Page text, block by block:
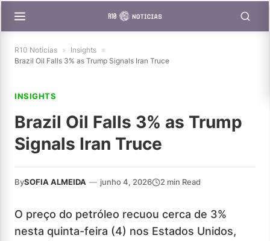
R10 Notícias » Insights »
Brazil Oil Falls 3% as Trump Signals Iran Truce
INSIGHTS
Brazil Oil Falls 3% as Trump
Signals Iran Truce
BySOFIA ALMEIDA — junho 4, 2026 2 min Read
O preço do petróleo recuou cerca de 3%
nesta quinta-feira (4) nos Estados Unidos,